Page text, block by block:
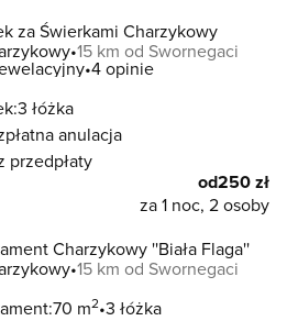
za Świerkami Charzykowy
15 km od Swornegaci
4 opinie
3 łóżka
anulacja
przedpłaty
od250 zł
za 1 noc, 2 osoby
Charzykowy ''Biała Flaga''
15 km od Swornegaci
70 m2 3 łóżka